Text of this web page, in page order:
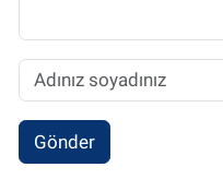
Gönder